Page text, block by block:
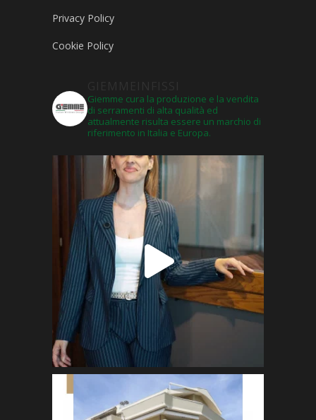
Privacy Policy
Cookie Policy
Giemme cura la produzione e la vendita
di serramenti di alta qualità ed
attualmente risulta essere un marchio di
riferimento in Italia e Europa.